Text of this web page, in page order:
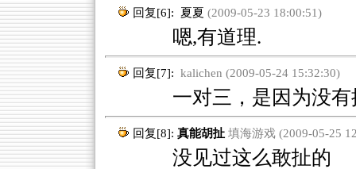
回复[6]: 夏夏 (2009-05-23 18:00:51)
嗯,有道理.
回复[7]: kalichen (2009-05-24 15:32:30)
一对三，是因为没有
回复[8]: 真能胡扯 填海游戏 (2009-05-25
没见过这么敢扯的